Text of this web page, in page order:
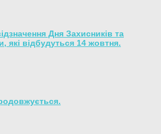
Дня Захисників та
які відбудуться 14 жовтня.